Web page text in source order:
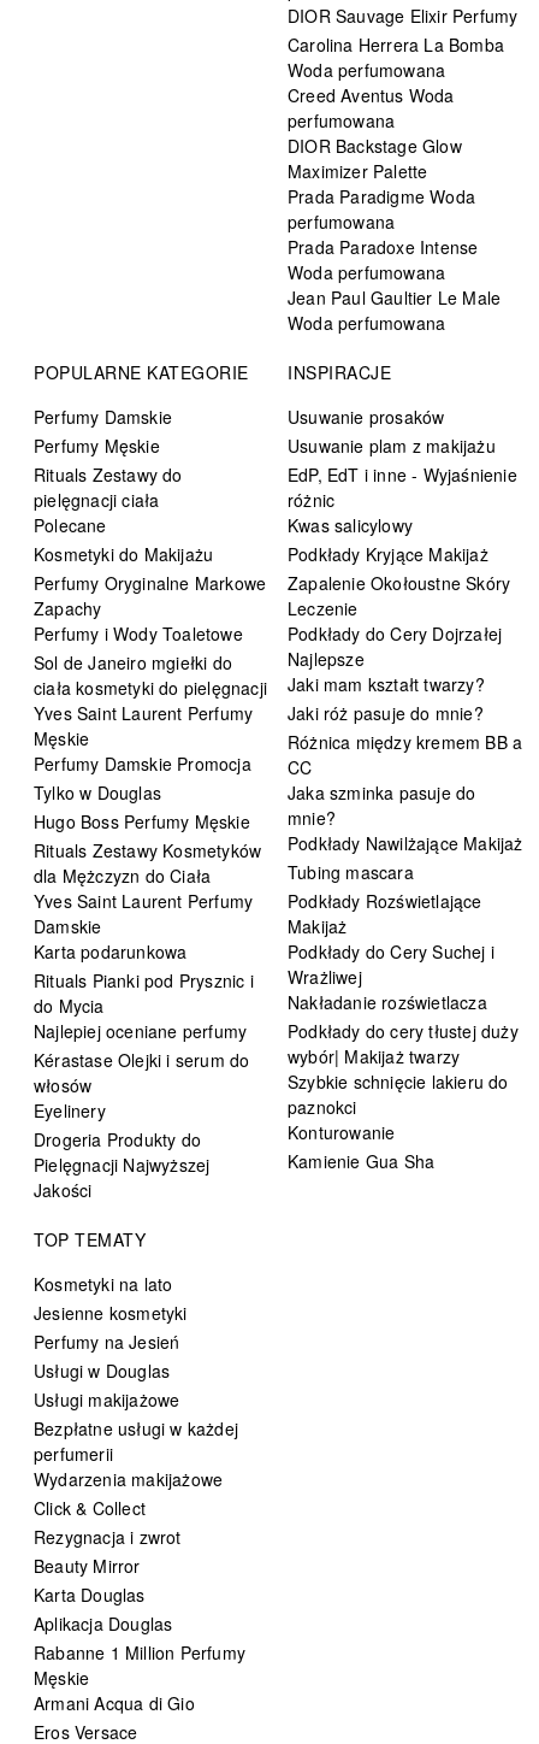
DIOR Sauvage Elixir Perfumy
Carolina Herrera La Bomba
Woda perfumowana
Creed Aventus Woda
perfumowana
DIOR Backstage Glow
Maximizer Palette
Prada Paradigme Woda
perfumowana
Prada Paradoxe Intense
Woda perfumowana
Jean Paul Gaultier Le Male
Woda perfumowana
POPULARNE KATEGORIE
Perfumy Damskie
Perfumy Męskie
Rituals Zestawy do
pielęgnacji ciała
Polecane
Kosmetyki do Makijażu
Perfumy Oryginalne Markowe
Zapachy
Perfumy i Wody Toaletowe
Sol de Janeiro mgiełki do
ciała kosmetyki do pielęgnacji
Yves Saint Laurent Perfumy
Męskie
Perfumy Damskie Promocja
Tylko w Douglas
Hugo Boss Perfumy Męskie
Rituals Zestawy Kosmetyków
dla Mężczyzn do Ciała
Yves Saint Laurent Perfumy
Damskie
Karta podarunkowa
Rituals Pianki pod Prysznic i
do Mycia
Najlepiej oceniane perfumy
Kérastase Olejki i serum do
włosów
Eyelinery
Drogeria Produkty do
Pielęgnacji Najwyższej
Jakości
INSPIRACJE
Usuwanie prosaków
Usuwanie plam z makijażu
EdP, EdT i inne - Wyjaśnienie
różnic
Kwas salicylowy
Podkłady Kryjące Makijaż
Zapalenie Okołoustne Skóry
Leczenie
Podkłady do Cery Dojrzałej
Najlepsze
Jaki mam kształt twarzy?
Jaki róż pasuje do mnie?
Różnica między kremem BB a
CC
Jaka szminka pasuje do
mnie?
Podkłady Nawilżające Makijaż
Tubing mascara
Podkłady Rozświetlające
Makijaż
Podkłady do Cery Suchej i
Wrażliwej
Nakładanie rozświetlacza
Podkłady do cery tłustej duży
wybór| Makijaż twarzy
Szybkie schnięcie lakieru do
paznokci
Konturowanie
Kamienie Gua Sha
TOP TEMATY
Kosmetyki na lato
Jesienne kosmetyki
Perfumy na Jesień
Usługi w Douglas
Usługi makijażowe
Bezpłatne usługi w każdej
perfumerii
Wydarzenia makijażowe
Click & Collect
Rezygnacja i zwrot
Beauty Mirror
Karta Douglas
Aplikacja Douglas
Rabanne 1 Million Perfumy
Męskie
Armani Acqua di Gio
Eros Versace